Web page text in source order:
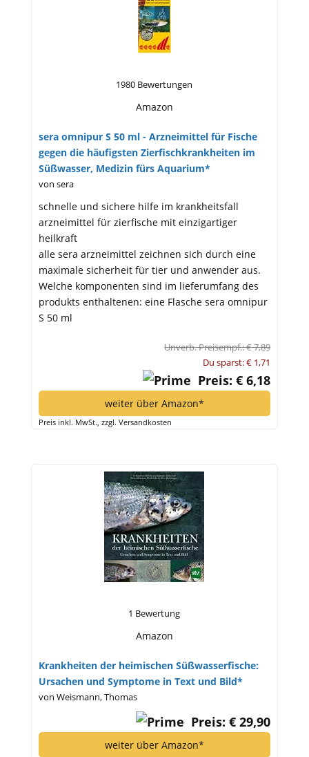
1980 Bewertungen
Amazon
sera omnipur S 50 ml - Arzneimittel für Fische
gegen die häufigsten Zierfischkrankheiten im
Süßwasser, Medizin fürs Aquarium*
von sera
schnelle und sichere hilfe im krankheitsfall
arzneimittel für zierfische mit einzigartiger
heilkraft
alle sera arzneimittel zeichnen sich durch eine
maximale sicherheit für tier und anwender aus.
Welche komponenten sind im lieferumfang des
produkts enthaltenen: eine Flasche sera omnipur
S 50 ml
Unverb. Preisempf.: € 7,89
Du sparst: € 1,71
Preis: € 6,18
weiter über Amazon*
Preis inkl. MwSt., zzgl. Versandkosten
1 Bewertung
Amazon
Krankheiten der heimischen Süßwasserfische:
Ursachen und Symptome in Text und Bild*
von Weismann, Thomas
Preis: € 29,90
weiter über Amazon*